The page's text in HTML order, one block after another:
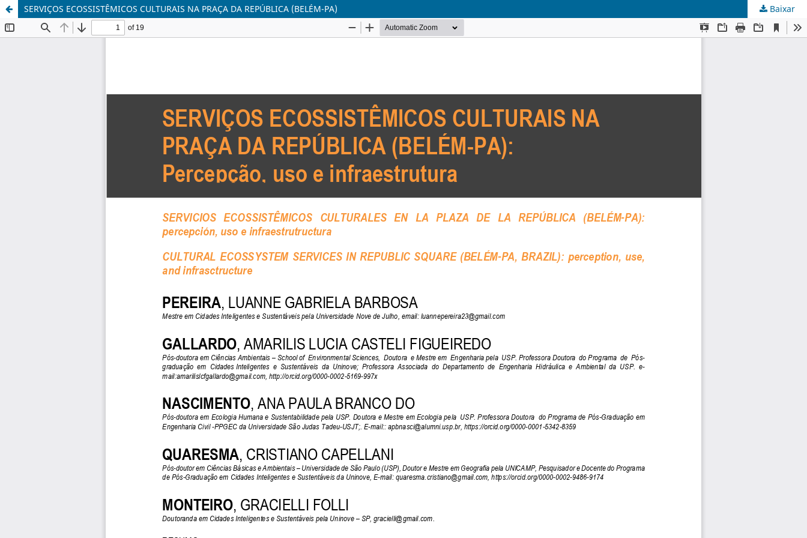
SERVIÇOS ECOSSISTÊMICOS CULTURAIS NA PRAÇA DA REPÚBLICA (BELÉM-PA) Baixar